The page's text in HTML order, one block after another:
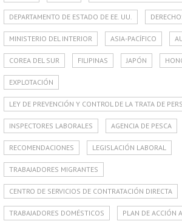
DEPARTAMENTO DE ESTADO DE EE. UU.
MINISTERIO DEL INTERIOR ASIA-PACÍFICO
COREA DEL SUR FILIPINAS JAPÓN
EXPLOTACIÓN
LEY DE PREVENCIÓN Y CONTROL DE LA TRATA DE
INSPECTORES LABORALES AGENCIA DE PESCA
RECOMENDACIONES LEGISLACIÓN LABORAL
TRABAJADORES MIGRANTES
CENTRO DE SERVICIOS DE CONTRATACIÓN DIRECTA
TRABAJADORES DOMÉSTICOS PLAN DE ACCIÓN